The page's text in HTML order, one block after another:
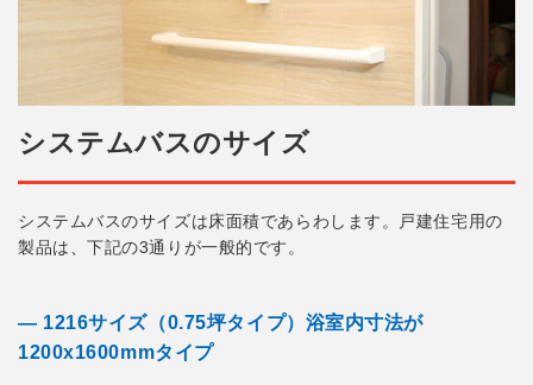
システムバスのサイズ
システムバスのサイズは床面積であらわします。戸建住宅用の
製品は、下記の3通りが一般的です。
― 1216サイズ（0.75坪タイプ）浴室内寸法が
1200x1600mmタイプ